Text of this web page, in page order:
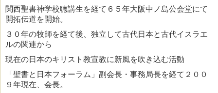
関西聖書神学校聴講生を経て６５年大阪中ノ島公会堂にて
開拓伝道を開始。
３０年の牧師を経て後、独立して古代日本と古代イスラエ
ルの関連から
現在の日本のキリスト教宣教に新風を吹き込む活動
「聖書と日本フォーラム」副会長・事務局長を経て２００
９年現在、会長。